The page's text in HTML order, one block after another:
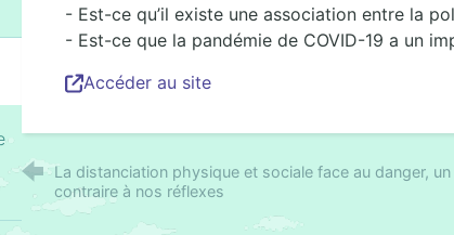
- Est-ce qu’il existe une association entre la
- Est-ce que la pandémie de COVID-19 a un
Accéder au site
La distanciation physique et sociale face au danger,
contraire à nos réflexes